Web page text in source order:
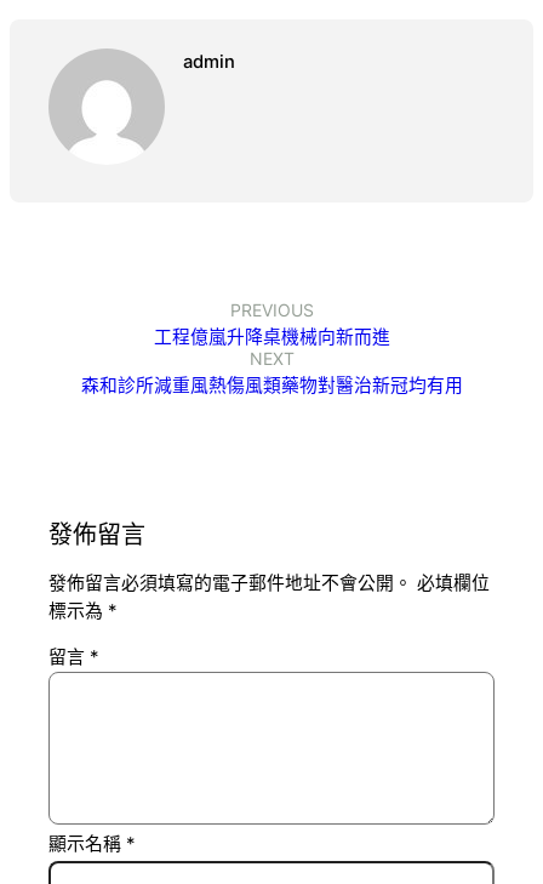
admin
PREVIOUS
工程億嵐升降桌機械向新而進
NEXT
森和診所減重風熱傷風類藥物對醫治新冠均有用
發佈留言
發佈留言必須填寫的電子郵件地址不會公開。 必填欄位
標示為 *
留言 *
顯示名稱 *